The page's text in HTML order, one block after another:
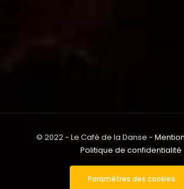
© 2022 - Le Café de la Danse -
Politique de confidentialité
Paramètres des cookies